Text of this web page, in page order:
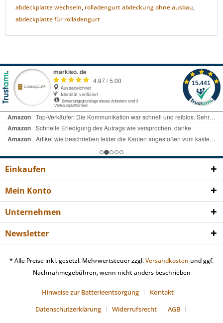
abdeckplatte wechseln, rolladengurt abdeckung ohne ausbau,
abdeckplatte für rolladengurt
Einkaufen
Mein Konto
Unternehmen
Newsletter
* Alle Preise inkl. gesetzl. Mehrwertsteuer zzgl.Versandkosten und ggf.
Nachnahmegebühren, wenn nicht anders beschrieben
Hinweise zur Batterieentsorgung
Kontakt
Datenschutzerklärung
Widerrufsrecht
AGB